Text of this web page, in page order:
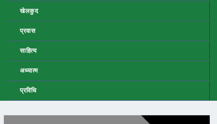
खेलकुद
प्रवास
साहित्य
अध्यात्म
प्रविधि